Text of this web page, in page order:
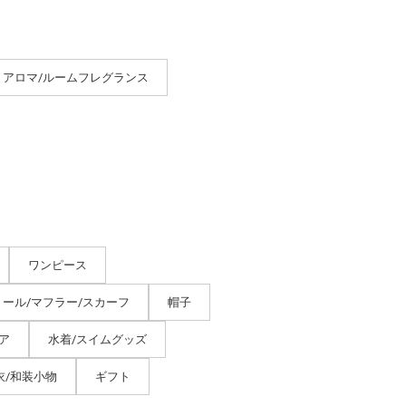
アロマ/ルームフレグランス
ワンピース
ール/マフラー/スカーフ 帽子
水着/スイムグッズ
/和装小物 ギフト